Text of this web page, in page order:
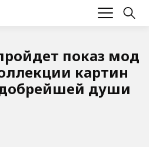
показ мод
картин
души